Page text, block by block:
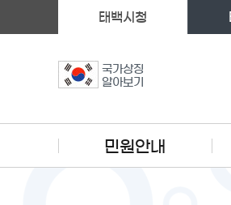
국가상징
알아보기
태백시청
민원안내